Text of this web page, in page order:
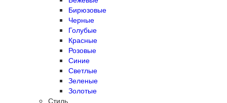
Бирюзовые
Черные
Голубые
Красные
Розовые
Синие
Светлые
Зеленые
Золотые
Стиль